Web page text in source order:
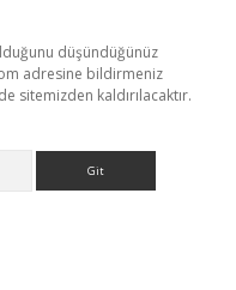
düşündüğünüz
adresine bildirmeniz
sitemizden kaldırılacaktır.